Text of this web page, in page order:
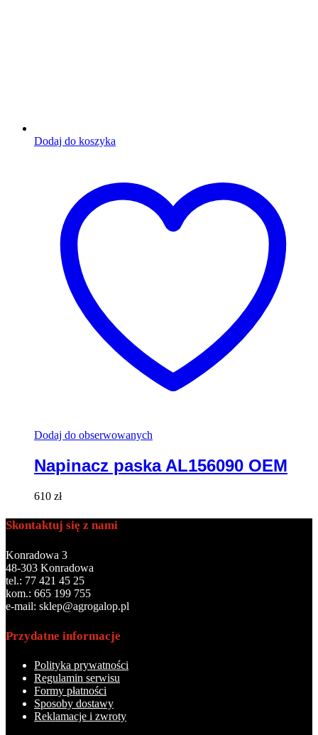
Dodaj do koszyka
Dodaj do obserwowanych
Napinacz paska AL156090 OEM
610 zł
Skontaktuj się z nami
Konradowa 3
48-303 Konradowa
tel.: 77 421 45 25
kom.: 665 199 755
e-mail: sklep@agrogalop.pl
Przydatne informacje
Polityka prywatności
Regulamin serwisu
Formy płatności
Sposoby dostawy
Reklamacje i zwroty